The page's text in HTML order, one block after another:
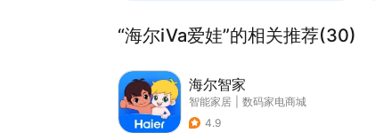
“海尔iVa爱娃”的相关推荐(30)
海尔智家
智能家居
数码家电商城
4.9